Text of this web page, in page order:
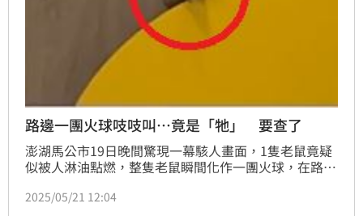
路邊一團火球吱吱叫…竟是「牠」 要查了
澎湖馬公市19日晚間驚現一幕駭人畫面，1隻老鼠竟疑
似被人淋油點燃，整隻老鼠瞬間化作一團火球，在路邊
程，恰巧被一輛行車紀錄器拍下，影片經由民眾上傳至
2025/05/21 12:04